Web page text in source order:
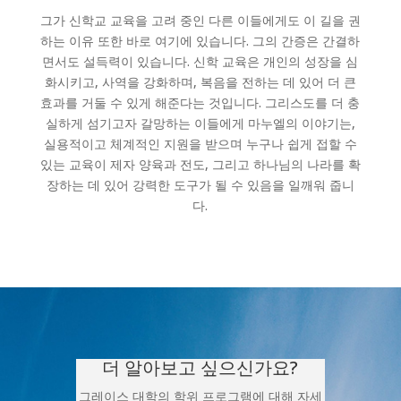
그가 신학교 교육을 고려 중인 다른 이들에게도 이 길을 권
하는 이유 또한 바로 여기에 있습니다. 그의 간증은 간결하
면서도 설득력이 있습니다. 신학 교육은 개인의 성장을 심
화시키고, 사역을 강화하며, 복음을 전하는 데 있어 더 큰
효과를 거둘 수 있게 해준다는 것입니다. 그리스도를 더 충
실하게 섬기고자 갈망하는 이들에게 마누엘의 이야기는,
실용적이고 체계적인 지원을 받으며 누구나 쉽게 접할 수
있는 교육이 제자 양육과 전도, 그리고 하나님의 나라를 확
장하는 데 있어 강력한 도구가 될 수 있음을 일깨워 줍니
다.
더 알아보고 싶으신가요?
그레이스 대학의 학위 프로그램에 대해 자세